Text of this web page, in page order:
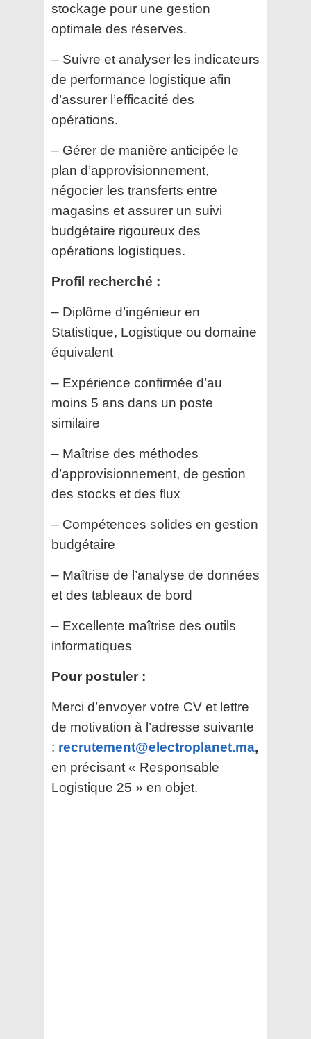
stockage pour une gestion
optimale des réserves.
– Suivre et analyser les indicateurs
de performance logistique afin
d’assurer l’efficacité des
opérations.
– Gérer de manière anticipée le
plan d’approvisionnement,
négocier les transferts entre
magasins et assurer un suivi
budgétaire rigoureux des
opérations logistiques.
Profil recherché :
– Diplôme d’ingénieur en
Statistique, Logistique ou domaine
équivalent
– Expérience confirmée d’au
moins 5 ans dans un poste
similaire
– Maîtrise des méthodes
d’approvisionnement, de gestion
des stocks et des flux
– Compétences solides en gestion
budgétaire
– Maîtrise de l’analyse de données
et des tableaux de bord
– Excellente maîtrise des outils
informatiques
Pour postuler :
Merci d’envoyer votre CV et lettre
de motivation à l’adresse suivante
: recrutement@electroplanet.ma,
en précisant « Responsable
Logistique 25 » en objet.